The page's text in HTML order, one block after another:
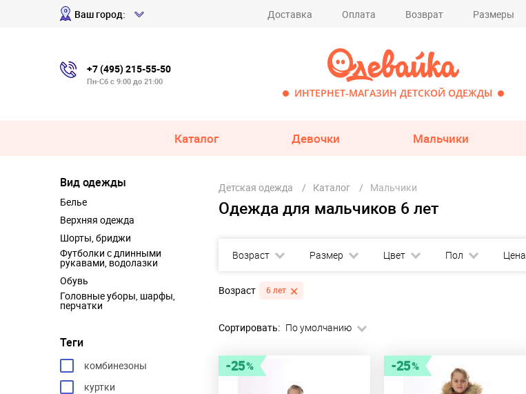
Ваш город: Доставка Оплата Возврат Размеры
+7 (495) 215-55-50
Пн-Сб с 9:00 до 21:00
ИНТЕРНЕТ-МАГАЗИН ДЕТСКОЙ ОДЕЖДЫ
Каталог Девочки Мальчики
Вид одежды
Белье
Верхняя одежда
Шорты, бриджи
Футболки с длинными
рукавами, водолазки
Обувь
Головные уборы, шарфы,
перчатки
Теги
комбинезоны
куртки
Детская одежда Каталог Мальчики
Одежда для мальчиков 6 лет
Возраст Размер Цвет Пол Цена
Возраст 6 лет
Сортировать: По умолчанию
25 25